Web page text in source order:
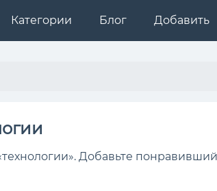
Категории Блог Добавить
Добавьте